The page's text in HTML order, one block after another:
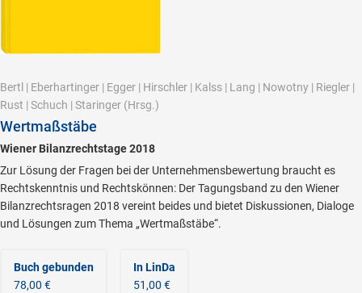
Bertl | Eberhartinger | Egger | Hirschler | Kalss | Lang | Nowotny | Riegler |
Rust | Schuch | Staringer (Hrsg.)
Wertmaßstäbe
Wiener Bilanzrechtstage 2018
Zur Lösung der Fragen bei der Unternehmensbewertung braucht es
Rechtskenntnis und Rechtskönnen: Der Tagungsband zu den Wiener
Bilanzrechtsragen 2018 vereint beides und bietet Diskussionen, Dialoge
und Lösungen zum Thema „Wertmaßstäbe“.
Buch gebunden
78,00 €
In LinDa
51,00 €